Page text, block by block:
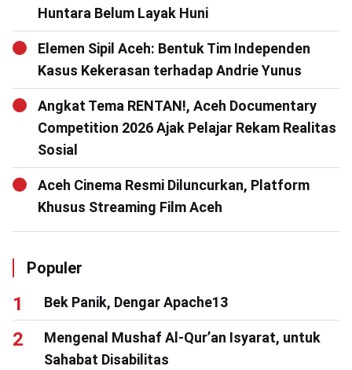
Huntara Belum Layak Huni
Elemen Sipil Aceh: Bentuk Tim Independen
Kasus Kekerasan terhadap Andrie Yunus
Angkat Tema RENTAN!, Aceh Documentary
Competition 2026 Ajak Pelajar Rekam Realitas
Sosial
Aceh Cinema Resmi Diluncurkan, Platform
Khusus Streaming Film Aceh
Populer
Bek Panik, Dengar Apache13
Mengenal Mushaf Al-Qur’an Isyarat, untuk
Sahabat Disabilitas